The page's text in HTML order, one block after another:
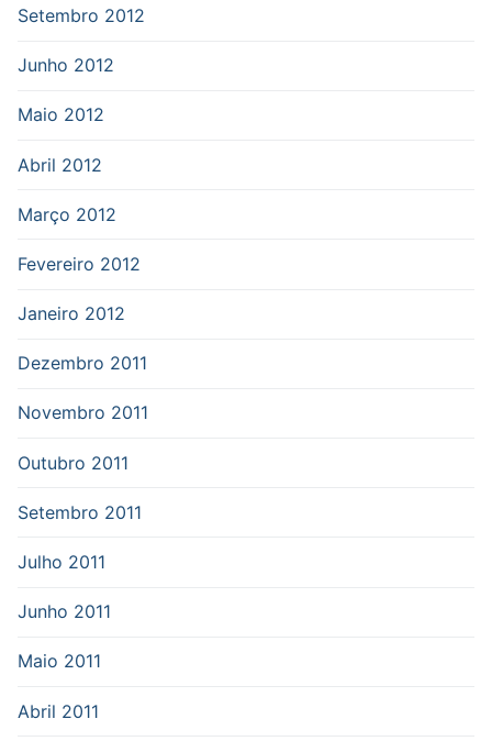
Setembro 2012
Junho 2012
Maio 2012
Abril 2012
Março 2012
Fevereiro 2012
Janeiro 2012
Dezembro 2011
Novembro 2011
Outubro 2011
Setembro 2011
Julho 2011
Junho 2011
Maio 2011
Abril 2011